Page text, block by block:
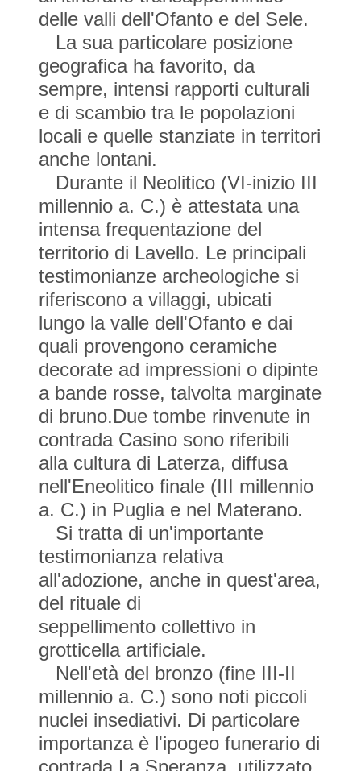
delle valli dell'Ofanto e del Sele.
La sua particolare posizione
geografica ha favorito, da
sempre, intensi rapporti culturali
e di scambio tra le popolazioni
locali e quelle stanziate in territori
anche lontani.
Durante il Neolitico (VI-inizio III
millennio a. C.) è attestata una
intensa frequentazione del
territorio di Lavello. Le principali
testimonianze archeologiche si
riferiscono a villaggi, ubicati
lungo la valle dell'Ofanto e dai
quali provengono ceramiche
decorate ad impressioni o dipinte
a bande rosse, talvolta marginate
di bruno.Due tombe rinvenute in
contrada Casino sono riferibili
alla cultura di Laterza, diffusa
nell'Eneolitico finale (III millennio
a. C.) in Puglia e nel Materano.
Si tratta di un'importante
testimonianza relativa
all'adozione, anche in quest'area,
del rituale di
seppellimento collettivo in
grotticella artificiale.
Nell'età del bronzo (fine III-II
millennio a. C.) sono noti piccoli
nuclei insediativi. Di particolare
importanza è l'ipogeo funerario di
contrada La Speranza, utilizzato